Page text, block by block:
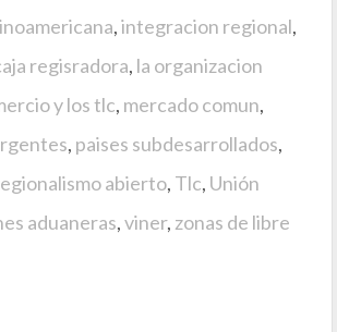
,integracion regional,
regisradora, la organizacion
y los tlc, mercado comun,
, paises subdesarrollados,
abierto, Tlc, Unión
aduaneras,viner, zonas de libre